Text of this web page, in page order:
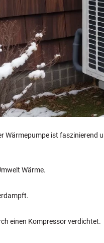
Wärmepumpe ist faszinierend
Wärme.
einen Kompressor verdichtet.